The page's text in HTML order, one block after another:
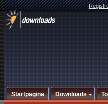
Startpagina Downloads